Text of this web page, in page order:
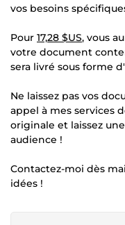
vos besoins
Pour 17,28 $US, vous
votre document
sera livré sous forme
Ne laissez pas vos
appel à mes services
originale et laissez
audience !
Contactez-moi dès
idées !